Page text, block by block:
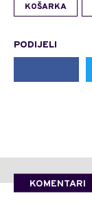
KOŠARKA
PODIJELI
KOMENTARI